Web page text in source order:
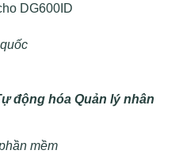
DG600ID
động hóa Quản lý nhân
mềm